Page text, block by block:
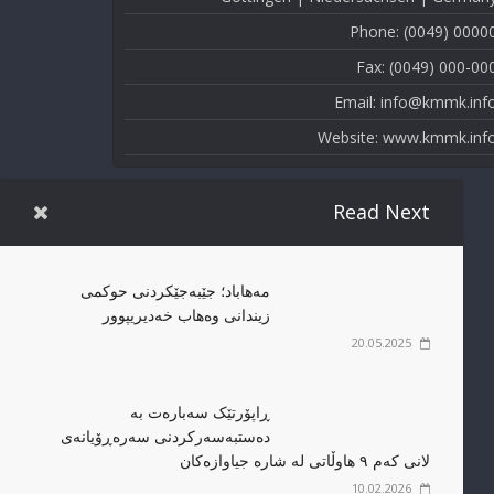
Phone: (0049)
Fax: (0049) 000-
Email:
Website:
Read Next
مەهاباد؛ جێبەجێکردنی حوکمی
زیندانی وەهاب خەدیریپوور
20.05.2025
ڕاپۆرتێک سەبارەت بە
دەستبەسەرکردنی سەرەڕۆیانەی
لانی کەم ٩ هاوڵاتی لە شارە جیاوازەکان
10.02.2026